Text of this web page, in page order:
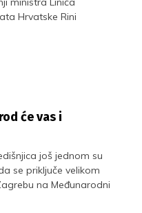
Hrvatske Rini
će vas i
još jednom su
se priključe velikom
na Međunarodni